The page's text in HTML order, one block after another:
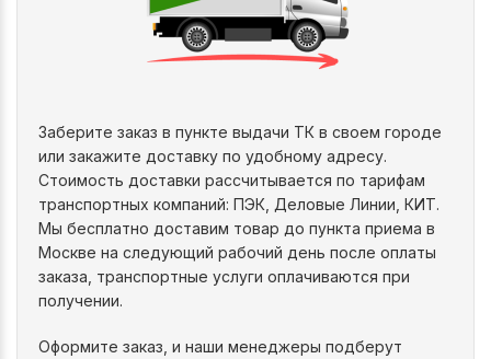
Заберите заказ в пункте выдачи ТК в своем городе
или закажите доставку по удобному адресу.
Стоимость доставки рассчитывается по тарифам
транспортных компаний: ПЭК, Деловые Линии, КИТ.
Мы бесплатно доставим товар до пункта приема в
Москве на следующий рабочий день после оплаты
заказа, транспортные услуги оплачиваются при
получении.
Оформите заказ, и наши менеджеры подберут